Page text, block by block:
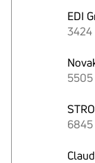
EDI
3424
6845